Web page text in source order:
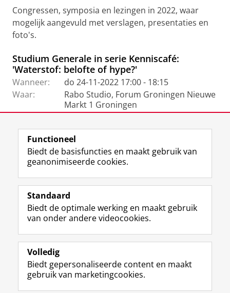
Congressen, symposia en lezingen in 2022, waar
mogelijk aangevuld met verslagen, presentaties en
foto's.
Studium Generale in serie Kenniscafé:
'Waterstof: belofte of hype?'
Wanneer:
do 24-11-2022 17:00 - 18:15
Waar:
Rabo Studio, Forum Groningen Nieuwe
Markt 1 Groningen
View this page in:English
Volg ons op
L
i
k
e
I
-
p
Y
o
T
e
k
Studiekiezers
Alumni
Over ons
Functioneel
Biedt de basisfuncties en maakt gebruik van
geanonimiseerde cookies.
Standaard
Biedt de optimale werking en maakt gebruik
van onder andere videocookies.
Volledig
Biedt gepersonaliseerde content en maakt
gebruik van marketingcookies.